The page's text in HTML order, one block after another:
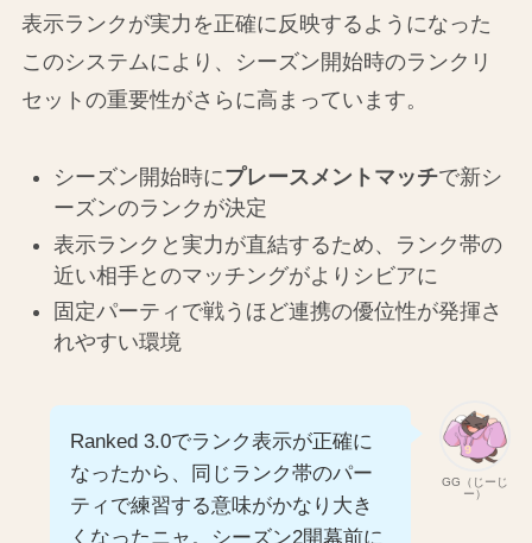
表示ランクが実力を正確に反映するようになった
このシステムにより、シーズン開始時のランクリ
セットの重要性がさらに高まっています。
シーズン開始時にプレースメントマッチで新シ
ーズンのランクが決定
表示ランクと実力が直結するため、ランク帯の
近い相手とのマッチングがよりシビアに
固定パーティで戦うほど連携の優位性が発揮さ
れやすい環境
GG（じーじ
ー）
Ranked 3.0でランク表示が正確に
なったから、同じランク帯のパー
ティで練習する意味がかなり大き
くなったニャ。シーズン2開幕前に